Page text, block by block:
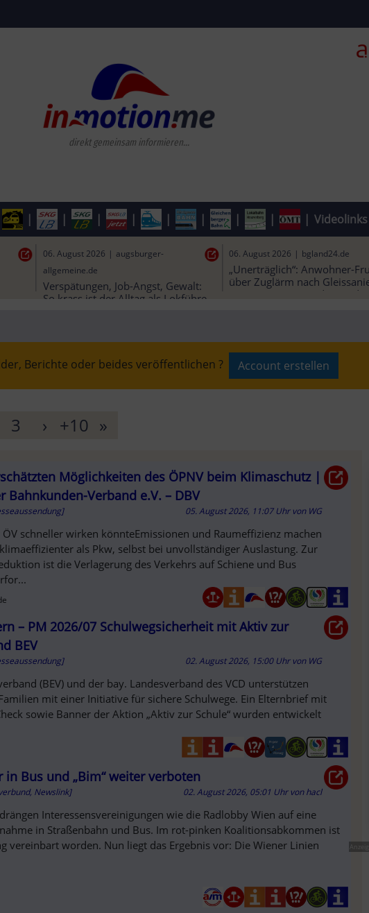
direkt gemeinsam informieren...
Videolinks
06. August 2026 | faz.net
Verkehr in Mainz:
Straßenbahnausbau könnte besser
klappen
06. August 2026 | salzburg24.at
Lkw reißt Obus-Leitung in
Salzburger Altstadt runter
Berichte oder beides veröffentlichen ? Account erstellen
3 › +10 »
Möglichkeiten des ÖPNV beim Klimaschutz |
Bahnkunden-Verband e.V. – DBV
05. August 2026, 11:07 Uhr von WG
schneller wirken könnteEmissionen und Raumeffizienz machen
als Pkw, selbst bei unvollständiger Auslastung. Zur
ist die Verlagerung des Verkehrs auf Schiene und Bus
– PM 2026/07 Schulwegsicherheit mit Aktiv zur
BEV
02. August 2026, 15:00 Uhr von WG
(BEV) und der bay. Landesverband des VCD unterstützen
mit einer Initiative für sichere Schulwege. Ein Elternbrief mit
sowie Banner der Aktion „Aktiv zur Schule“ wurden entwickelt
in Bus und „Bim“ weiter verboten
Newslink] 02. August 2026, 05:01 Uhr vonhacl
Interessensvereinigungen wie die Radlobby Wien auf eine
in Straßenbahn und Bus. Im rot-pinken Koalitionsabkommen ist
vereinbart worden. Nun liegt das Ergebnis vor: Die Wiener Linien
Anzeige